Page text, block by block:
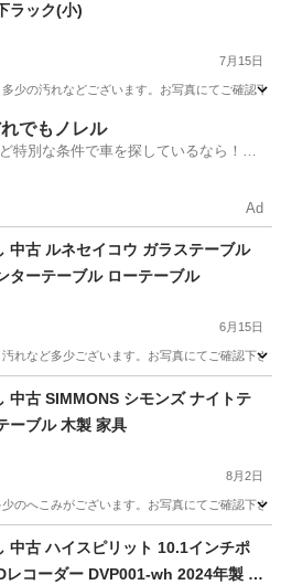
ラック(小)
7月15日
多少の汚れなどございます。お写真にてご確認
収納家具
れでもノレル
特別な条件で車を探しているなら！金
Ad
中古 ルネセイコウ ガラステーブル
ターテーブル ローテーブル
6月15日
汚れなど多少ございます。お写真にてご確認下
テーブル
中古 SIMMONS シモンズ ナイトテ
ーブル 木製 家具
8月2日
少のへこみがございます。お写真にてご確認下
テーブル 店頭
ハイスピリット 10.1インチポ
レコーダー DVP001-wh 2024年製 動